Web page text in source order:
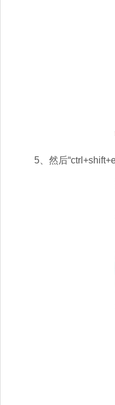
5、然后